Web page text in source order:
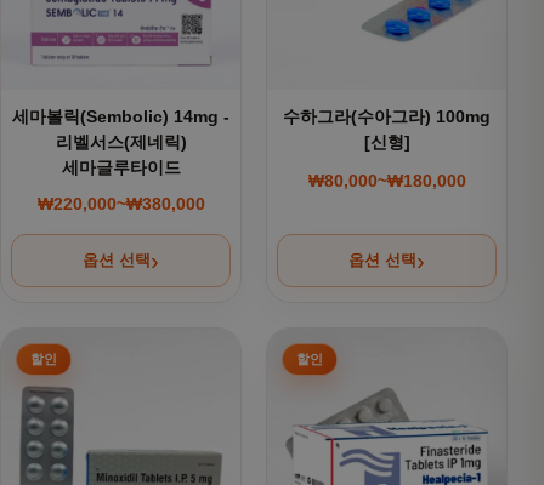
세마볼릭(Sembolic) 14mg -
리벨서스(제네릭)
세마글루타이드
₩220,000~₩380,000
가격 범위: ₩220,000~₩380,000
옵션 선택
수하그라(수아그라) 100mg
[신형]
₩80,000~₩180,000
가격 범위:
옵션 선택
여러 상품 옵션이 이 상품에 있습니다. 상품 페이지에서 옵션
여러 상품 옵션이 이 상품에